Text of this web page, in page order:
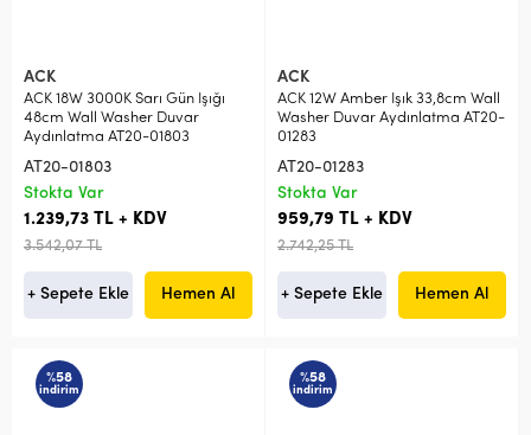
ACK
ACK 18W 3000K Sarı Gün Işığı
48cm Wall Washer Duvar
Aydınlatma AT20-01803
AT20-01803
Stokta Var
1.239,73 TL + KDV
3.542,07 TL
+ Sepete Ekle Hemen Al
ACK
ACK 12W Amber Işık 33,8cm Wall
Washer Duvar Aydınlatma AT20-
01283
AT20-01283
Stokta Var
959,79 TL + KDV
2.742,25 TL
+ Sepete Ekle Hemen Al
%58
indirim
%58
indirim